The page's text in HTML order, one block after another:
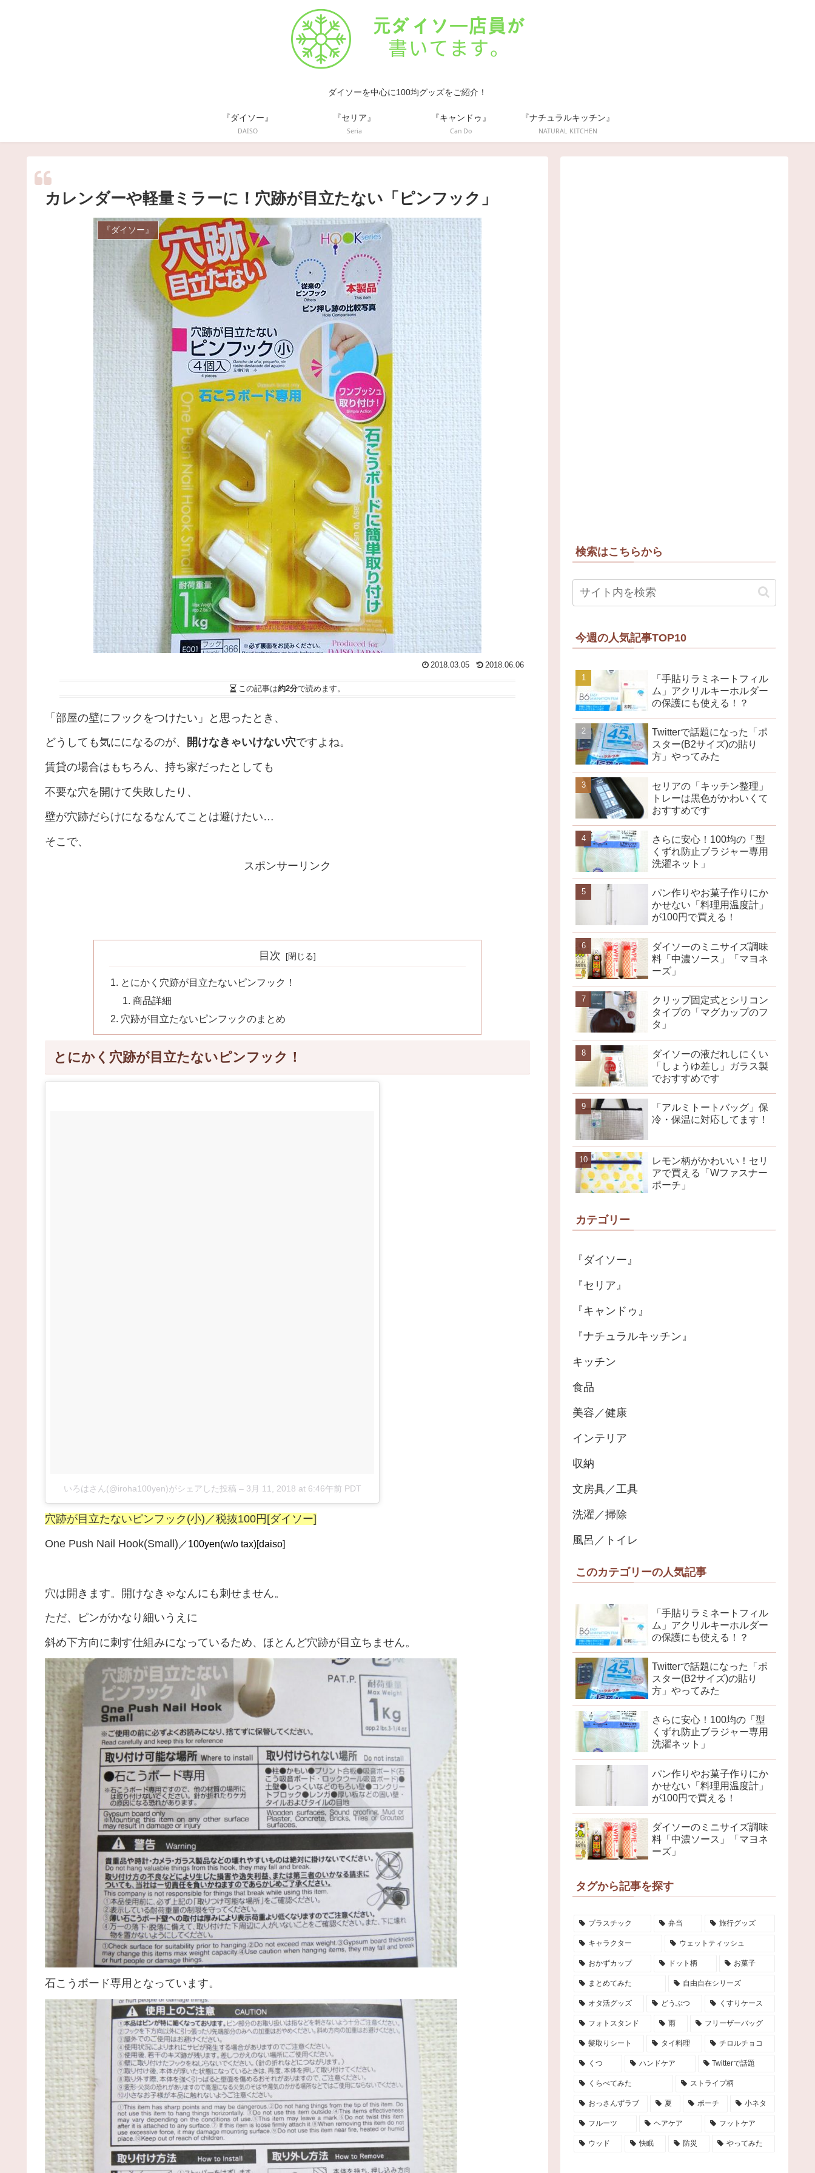
ダイソーを中心に100均グッズをご紹介！
『ダイソー』
DAISO
『セリア』
Seria
『キャンドゥ』
Can Do
『ナチュラルキッチン』
NATURAL KITCHEN
カレンダーや軽量ミラーに！穴跡が目立たない「ピンフック」
『ダイソー』
2018.03.05 2018.06.06
この記事は約2分で読めます。
「部屋の壁にフックをつけたい」と思ったとき、
どうしても気にになるのが、 開けなきゃいけない穴ですよね。
賃貸の場合はもちろん、持ち家だったとしても
不要な穴を開けて失敗したり、
壁が穴跡だらけになるなんてことは避けたい…
そこで、
スポンサーリンク
目次
とにかく穴跡が目立たないピンフック！
商品詳細
穴跡が目立たないピンフックのまとめ
とにかく穴跡が目立たないピンフック！
いろはさん(@iroha100yen)がシェアした投稿 – 3月 11, 2018 at 6:46午前 PDT
穴跡が目立たないピンフック(小)／税抜100円[ダイソー]
One Push Nail Hook(Small) ／100yen(w/o tax)[daiso]
穴は開きます。開けなきゃなんにも刺せません。
ただ、ピンがかなり細いうえに
斜め下方向に刺す仕組みになっているため、ほとんど穴跡が目立ちません。
石こうボード専用となっています。
検索はこちらから
今週の人気記事TOP10
「手貼りラミネートフィル
ム」アクリルキーホルダー
の保護にも使える！？
Twitterで話題になった「ポ
スター(B2サイズ)の貼り
方」やってみた
セリアの「キッチン整理」
トレーは黒色がかわいくて
おすすめです
さらに安心！100均の「型
くずれ防止ブラジャー専用
洗濯ネット」
パン作りやお菓子作りにか
かせない「料理用温度計」
が100円で買える！
ダイソーのミニサイズ調味
料「中濃ソース」「マヨネ
ーズ」
クリップ固定式とシリコン
タイプの「マグカップのフ
タ」
ダイソーの液だれしにくい
「しょうゆ差し」ガラス製
でおすすめです
「アルミトートバッグ」保
冷・保温に対応してます！
レモン柄がかわいい！セリ
アで買える「Wファスナー
ポーチ」
カテゴリー
『ダイソー』
『セリア』
『キャンドゥ』
『ナチュラルキッチン』
キッチン
食品
美容／健康
インテリア
収納
文房具／工具
洗濯／掃除
風呂／トイレ
このカテゴリーの人気記事
「手貼りラミネートフィル
ム」アクリルキーホルダー
の保護にも使える！？
Twitterで話題になった「ポ
スター(B2サイズ)の貼り
方」やってみた
さらに安心！100均の「型
くずれ防止ブラジャー専用
洗濯ネット」
パン作りやお菓子作りにか
かせない「料理用温度計」
が100円で買える！
ダイソーのミニサイズ調味
料「中濃ソース」「マヨネ
ーズ」
タグから記事を探す
プラスチック 弁当 旅行グッズ
キャラクター ウェットティッシュ
おかずカップ ドット柄 お菓子
まとめてみた 自由自在シリーズ
オタ活グッズ どうぶつ くすりケース
フォトスタンド 雨 フリーザーバッグ
髪取りシート タイ料理 チロルチョコ
くつ ハンドケア Twitterで話題
くらべてみた ストライプ柄
おっさんずラブ 夏 ポーチ 小ネタ
フルーツ ヘアケア フットケア
ウッド 快眠 防災 やってみた